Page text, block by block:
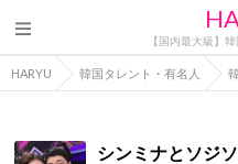
【国内最大級】
HARYU 韓国タレント・有名人
シンミナとソジ